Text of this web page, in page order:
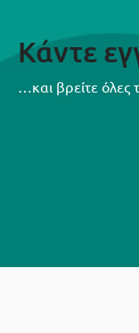
Κάντε
…και βρείτε όλες